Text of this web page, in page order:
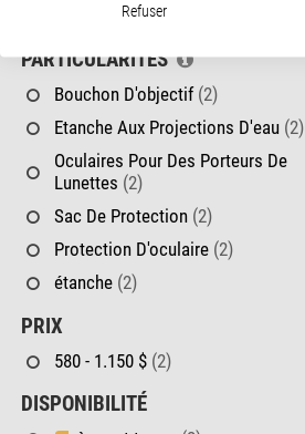
600 - 800 g(2)
PARTICULARITÉS
Bouchon D'objectif (2)
Etanche Aux Projections D'eau (2)
Oculaires Pour Des Porteurs De
Lunettes (2)
Sac De Protection (2)
Protection D'oculaire (2)
étanche (2)
PRIX
580 - 1.150 $ (2)
DISPONIBILITÉ
Refuser